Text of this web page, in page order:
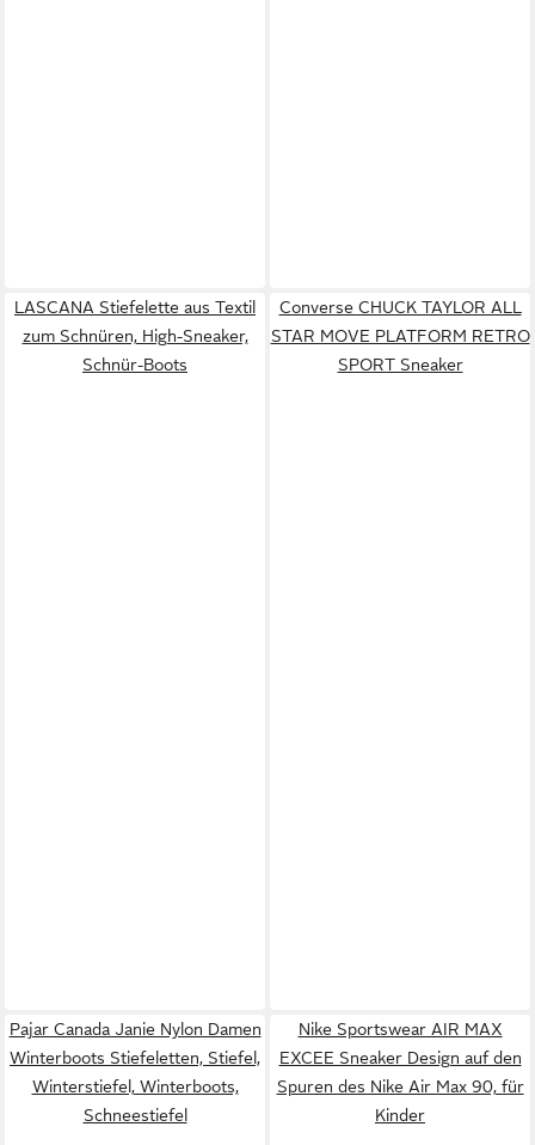
LASCANA Stiefelette aus Textil
zum Schnüren, High-Sneaker,
Schnür-Boots
Converse CHUCK TAYLOR ALL
STAR MOVE PLATFORM RETRO
SPORT Sneaker
Pajar Canada Janie Nylon Damen
Winterboots Stiefeletten, Stiefel,
Winterstiefel, Winterboots,
Schneestiefel
Nike Sportswear AIR MAX
EXCEE Sneaker Design auf den
Spuren des Nike Air Max 90, für
Kinder